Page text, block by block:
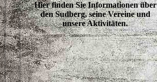
Hier finden Sie Informationen über
den Sudberg, seine Vereine und
unsere Aktivitäten.